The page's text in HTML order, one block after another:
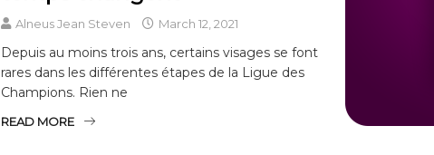
Alneus Jean Steven March 12, 2021
Depuis au moins trois ans, certains visages se font
rares dans les différentes étapes de la Ligue des
Champions. Rien ne
READ MORE